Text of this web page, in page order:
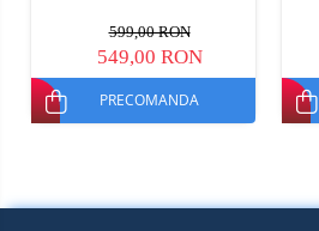
Dual SIM
599,00 RON
549,00 RON
PRECOMANDA